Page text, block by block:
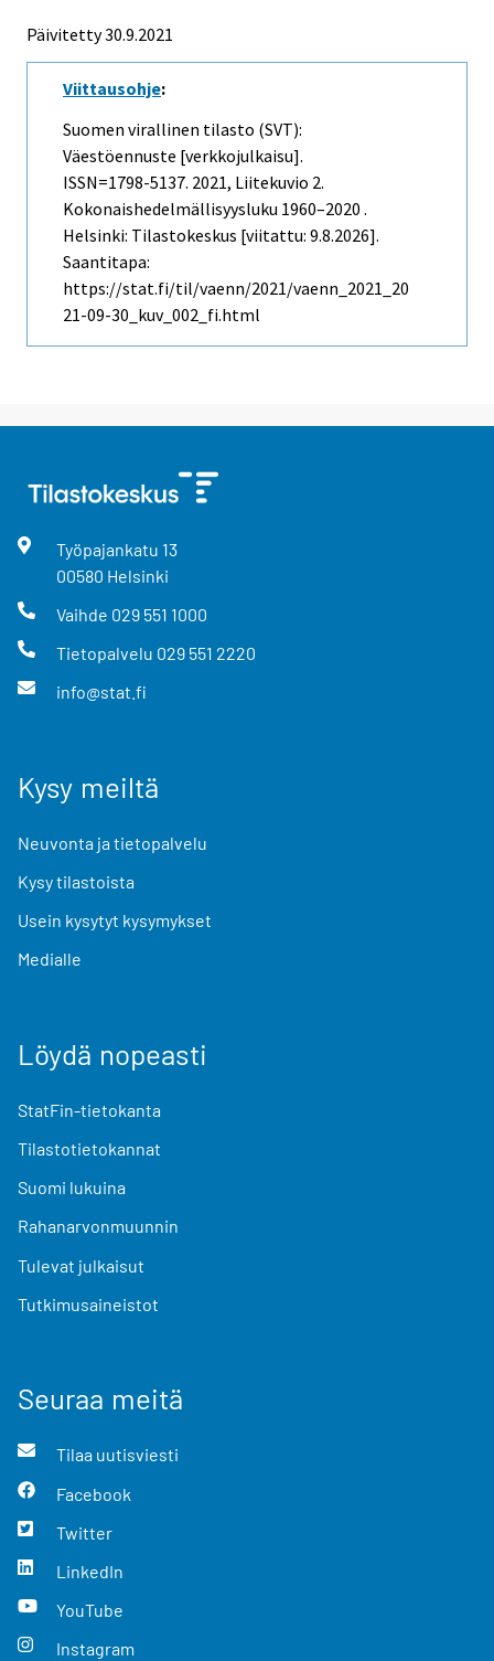
Päivitetty 30.9.2021
Viittausohje:
Suomen virallinen tilasto (SVT):
Väestöennuste [verkkojulkaisu].
ISSN=1798-5137. 2021, Liitekuvio 2.
Kokonaishedelmällisyysluku 1960–2020 .
Helsinki: Tilastokeskus [viitattu: 9.8.2026].
Saantitapa:
https://stat.fi/til/vaenn/2021/vaenn_2021_20
21-09-30_kuv_002_fi.html
Työpajankatu 13
00580 Helsinki
Vaihde 029 551 1000
Tietopalvelu 029 551 2220
info@stat.fi
Kysy meiltä
Neuvonta ja tietopalvelu
Kysy tilastoista
Usein kysytyt kysymykset
Medialle
Löydä nopeasti
StatFin-tietokanta
Tilastotietokannat
Suomi lukuina
Rahanarvonmuunnin
Tulevat julkaisut
Tutkimusaineistot
Seuraa meitä
Tilaa uutisviesti
Facebook
Twitter
LinkedIn
YouTube
Instagram